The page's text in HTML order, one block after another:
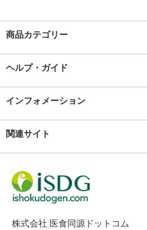
商品カテゴリー
ヘルプ・ガイド
インフォメーション
関連サイト
株式会社 医食同源ドットコム